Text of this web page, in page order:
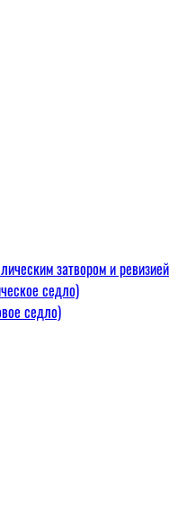
затвором и ревизией
седло)
седло)
С)